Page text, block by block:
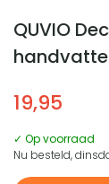
QUVIO
19,95
✓ Op voorraad
Nu besteld,